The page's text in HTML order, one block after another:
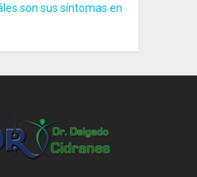
son sus síntomas en